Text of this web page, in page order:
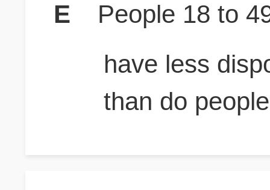
E
People 18 to
have less
than do